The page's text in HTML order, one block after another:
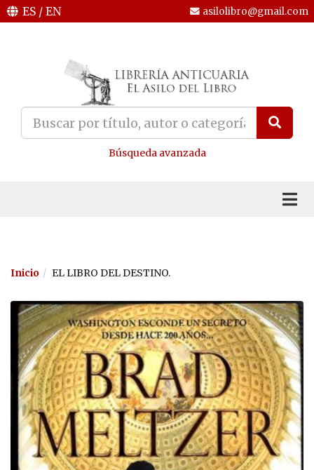
ES / EN asilolibro@gmail.com
Búsqueda avanzada
Inicio EL LIBRO DEL DESTINO.